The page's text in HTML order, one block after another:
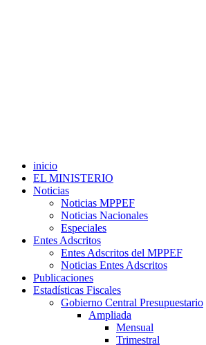
inicio
EL MINISTERIO
Noticias
Noticias MPPEF
Noticias Nacionales
Especiales
Entes Adscritos
Entes Adscritos del MPPEF
Noticias Entes Adscritos
Publicaciones
Estadísticas Fiscales
Gobierno Central Presupuestario
Ampliada
Mensual
Trimestral